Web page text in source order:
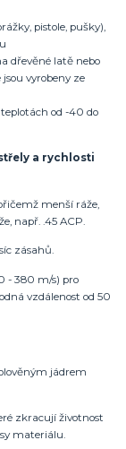
pistole, pušky),
dřevěné latě nebo
vyrobeny ze
od -40 do
a rychlosti
menší ráže,
např. .45 ACP.
zásahů.
- 380 m/s) pro
vzdálenost od 50
jádrem
zkracují životnost
materiálu.